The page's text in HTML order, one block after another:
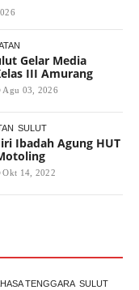
Gelar Media
III Amurang
Agu 03, 2026
SULUT
Ibadah Agung HUT
Okt 14, 2022
TENGGARA SULUT